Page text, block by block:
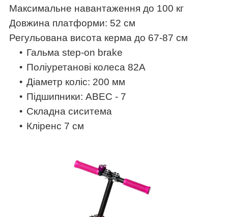
Максимальне навантаження до 100 кг
Довжина платформи: 52 см
Регульована висота керма до 67-87 см
Гальма step-on brake
Поліуретанові колеса 82А
Діаметр коліс: 200 мм
Підшипники: ABEC - 7
Складна сиситема
Кліренс 7 см